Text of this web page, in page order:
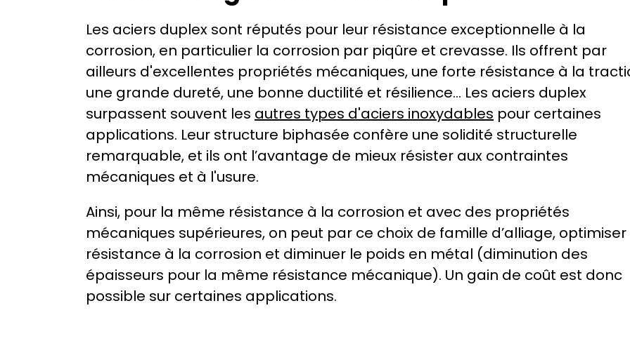
Les aciers duplex sont réputés pour leur résistance exceptionnelle à la
corrosion, en particulier la corrosion par piqûre et crevasse. Ils offrent par
ailleurs d'excellentes propriétés mécaniques, une forte résistance à la
une grande dureté, une bonne ductilité et résilience… Les aciers duplex
surpassent souvent les autres types d'aciers inoxydables pour certaines
applications. Leur structure biphasée confère une solidité structurelle
remarquable, et ils ont l’avantage de mieux résister aux contraintes
mécaniques et à l'usure.
Ainsi, pour la même résistance à la corrosion et avec des propriétés
mécaniques supérieures, on peut par ce choix de famille d’alliage,
résistance à la corrosion et diminuer le poids en métal (diminution des
épaisseurs pour la même résistance mécanique). Un gain de coût est donc
possible sur certaines applications.